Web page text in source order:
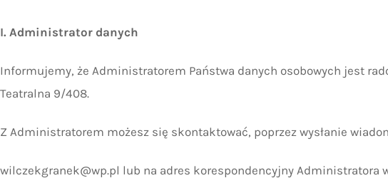
I. Administrator danych
Informujemy, że Administratorem Państwa danych osobowych jest
Teatralna 9/408.
Z Administratorem możesz się skontaktować, poprzez wysłanie
wilczekgranek@wp.pl lub na adres korespondencyjny Administratora